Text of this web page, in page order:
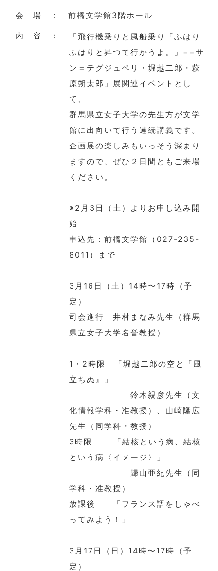
会 場 ： 前橋文学館3階ホール
内 容 ：
「飛行機乗りと風船乗り「ふはり
ふはりと昇つて行かうよ。」−−サ
ン＝テグジュペリ・堀越二郎・萩
原朔太郎」展関連イベントとし
て、
群馬県立女子大学の先生方が文学
館に出向いて行う連続講義です。
企画展の楽しみもいっそう深まり
ますので、ぜひ２日間ともご来場
ください。
※2月3日（土）よりお申し込み開
始
申込先：前橋文学館（027-235-
8011）まで
3月16日（土）14時〜17時（予
定）
司会進行 井村まなみ先生（群馬
県立女子大学名誉教授）
1・2時限 「堀越二郎の空と『風
立ちぬ』」
鈴木親彦先生（文
化情報学科・准教授）、山崎隆広
先生（同学科・教授）
3時限 「結核という病、結核
という病〈イメージ〉」
歸山亜紀先生（同
学科・准教授）
放課後 「フランス語をしゃべ
ってみよう！」
3月17日（日）14時〜17時（予
定）